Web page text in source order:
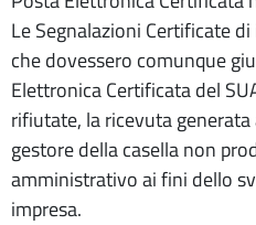
Le Segnalazioni Certificate
che dovessero comunque
Elettronica Certificata del
rifiutate, la ricevuta
gestore della casella non
amministrativo ai fini dello
impresa.